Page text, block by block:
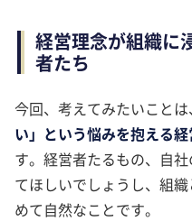
経営理念が組織に
者たち
今回、考えてみたいことは、
い」という悩みを抱える
す。経営者たるもの、自
てほしいでしょうし、組
めて自然なことです。